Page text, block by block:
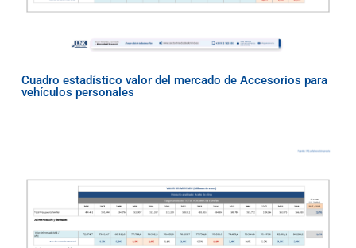
Cuadro estadístico valor del mercado de Accesorios para
vehículos personales